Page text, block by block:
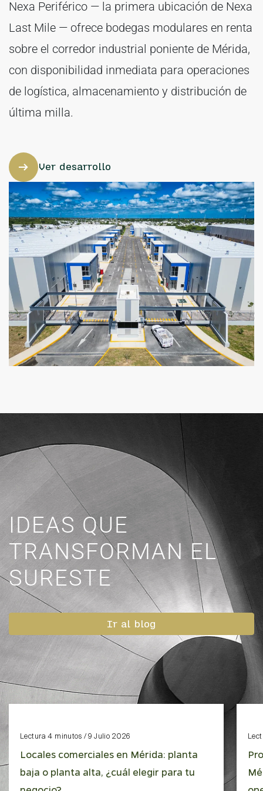
Nexa Periférico — la primera ubicación de Nexa
Last Mile — ofrece bodegas modulares en renta
sobre el corredor industrial poniente de Mérida,
con disponibilidad inmediata para operaciones
de logística, almacenamiento y distribución de
última milla.
Ver desarrollo
IDEAS QUE
TRANSFORMAN EL
SURESTE
Ir al blog
Lectura 4 minutos / 9 Julio 2026
Locales comerciales en Mérida: planta
baja o planta alta, ¿cuál elegir para tu